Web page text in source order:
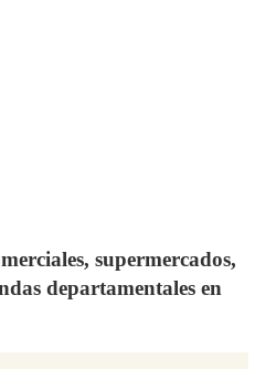
supermercados,
departamentales en